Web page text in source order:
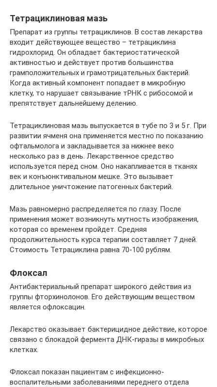
Тетрациклиновая мазь
Препарат из группы тетрациклинов. В состав лекарства
входит действующее вещество – тетрациклина
гидрохлорид. Он обладает бактериостатической
активностью и действует против большинства
грамположительных и грамотрицательных бактерий.
Когда активный компонент попадает в микробную
клетку, то нарушает связывание тРНК с рибосомой и
препятствует дальнейшему делению.
Тетрациклиновая мазь выпускается в тубе по 3 и 5 г. При
развитии ячменя она применяется местно по показанию
офтальмолога и закладывается за нижнее веко
несколько раз в день. Лекарственное средство
используется перед сном. Оно накапливается в тканях
век и конъюнктивальном мешке. Это вызывает
длительное уничтожение патогенных бактерий.
Мазь равномерно распределяется по глазу. После
применения может возникнуть мутность изображения,
которая со временем пройдет. Средняя
продолжительность курса терапии составляет 7 дней.
Стоимость Тетрациклина равна 70-100 рублям.
Флоксал
Антибактериальный препарат широкого действия из
группы фторхинолонов. Его действующим веществом
является офлоксацин.
Лекарство оказывает бактерицидное действие, которое
связано с блокадой фермента ДНК-гиразы в микробных
клетках.
Флоксал показан пациентам с инфекционно-
воспалительными заболеваниями переднего отдела